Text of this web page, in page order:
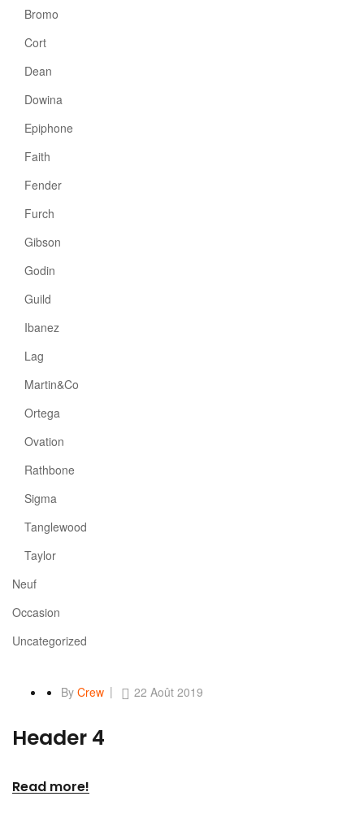
Bromo
Cort
Dean
Dowina
Epiphone
Faith
Fender
Furch
Gibson
Godin
Guild
Ibanez
Lag
Martin&Co
Ortega
Ovation
Rathbone
Sigma
Tanglewood
Taylor
Neuf
Occasion
Uncategorized
By Crew 22 Août 2019
Header 4
Read more!